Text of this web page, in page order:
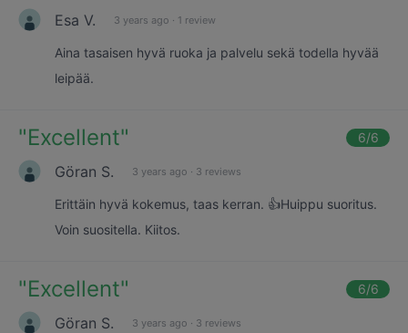
Esa V. 3 years ago · 1 review
Aina tasaisen hyvä ruoka ja palvelu sekä todella hyvää
leipää.
"Excellent" 6/6
Göran S. 3 years ago · 3 reviews
Erittäin hyvä kokemus, taas kerran. 👍Huippu suoritus.
Voin suositella. Kiitos.
"Excellent" 6/6
Göran S. 3 years ago · 3 reviews